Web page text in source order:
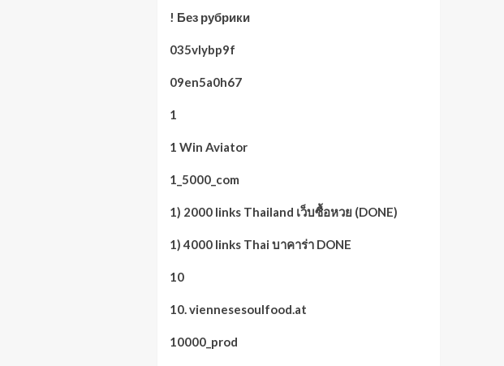
! Без рубрики
035vlybp9f
09en5a0h67
1
1 Win Aviator
1_5000_com
1) 2000 links Thailand เว็บซื้อหวย (DONE)
1) 4000 links Thai บาคาร่า DONE
10
10. viennesesoulfood.at
10000_prod